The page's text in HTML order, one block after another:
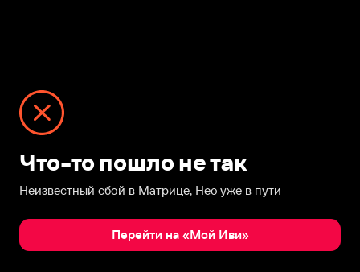
Что-то пошло не так
Неизвестный сбой в Матрице, Нео уже в пути
Перейти на «Мой Иви»